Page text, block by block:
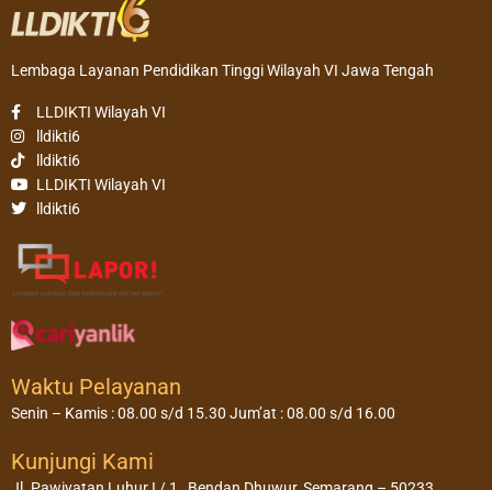
Lembaga Layanan Pendidikan Tinggi Wilayah VI Jawa Tengah
LLDIKTI Wilayah VI
lldikti6
lldikti6
LLDIKTI Wilayah VI
lldikti6
Waktu Pelayanan
Senin – Kamis : 08.00 s/d 15.30 Jum’at : 08.00 s/d 16.00
Kunjungi Kami